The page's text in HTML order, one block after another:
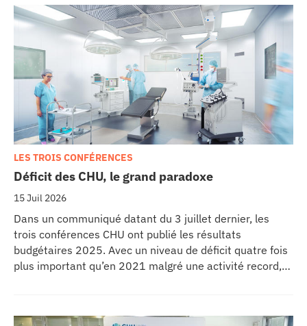
Déficit des CHU, le grand paradoxe
15 Juil 2026
LES TROIS CONFÉRENCES
Dans un communiqué datant du 3 juillet dernier, les
trois conférences CHU ont publié les résultats
budgétaires 2025. Avec un niveau de déficit quatre fois
plus important qu’en 2021 malgré une activité record,